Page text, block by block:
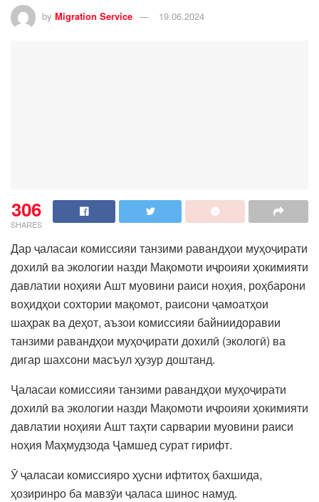
by Migration Service 19.06.2024
306
SHARES
Дар ҷаласаи комиссияи танзими равандҳои муҳоҷирати
дохилӣ ва экологии назди Мақомоти иҷроияи ҳокимияти
давлатии ноҳияи Ашт муовини раиси ноҳия, роҳбарони
воҳидҳои сохтории мақомот, раисони ҷамоатҳои
шаҳрак ва деҳот, аъзои комиссияи байниидоравии
танзими равандҳои муҳоҷирати дохилӣ (экологӣ) ва
дигар шахсони масъул ҳузур доштанд.
Ҷаласаи комиссияи танзими равандҳои муҳоҷирати
дохилӣ ва экологии назди Мақомоти иҷроияи ҳокимияти
давлатии ноҳияи Ашт таҳти сарварии муовини раиси
ноҳия Маҳмудзода Ҷамшед сурат гирифт.
Ӯ ҷаласаи комиссияро ҳусни ифтитоҳ бахшида,
ҳозиринро ба мавзӯи ҷаласа шинос намуд.